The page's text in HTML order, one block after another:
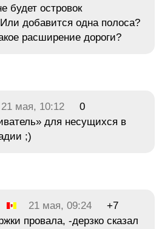
будет островок
добавится одна полоса?
расширение дороги?
21 мая, 10:12
0
для несущихся в
;)
21 мая, 09:24
+7
провала, -дерзко сказал